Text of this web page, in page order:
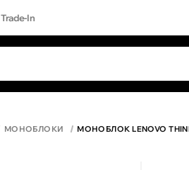
Trade-In
МОНОБЛОКИ МОНОБЛОК LENOVO